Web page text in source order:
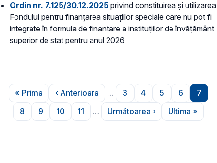
Ordin nr. 7.125/30.12.2025 privind constituirea şi utilizarea
Fondului pentru finanţarea situaţiilor speciale care nu pot fi
integrate în formula de finanţare a instituţiilor de învăţământ
superior de stat pentru anul 2026
Paginare
Prima pagină
« Prima
Pagina anterioară
‹ Anterioara …
Pagina
3
Pagina
4
Pagina
5
Pagina
6 7
Pagina
8
Pagina
9
Pagina
10
Pagina
11 …
Pagina următoare
Următoarea ›
Ultima
Ultima »